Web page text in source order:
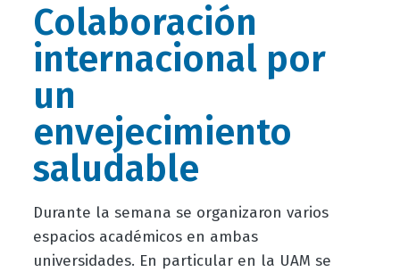
Colaboración
internacional por
un
envejecimiento
saludable
Durante la semana se organizaron varios
espacios académicos en ambas
universidades. En particular en la UAM se